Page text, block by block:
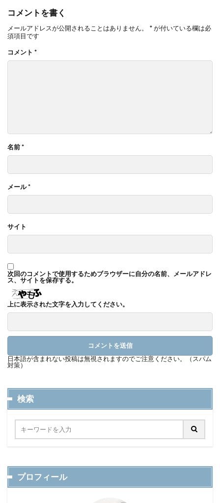
コメントを書く
メールアドレスが公開されることはありません。 *が付いている欄は必
須項目です
コメント *
名前*
メール*
サイト
次回のコメントで使用するためブラウザーに自分の名前、メールアドレ
ス、サイトを保存する。
上に表示された文字を入力してください。
日本語が含まれない投稿は無視されますのでご注意ください。（スパム
対策）
検索
プロフィール